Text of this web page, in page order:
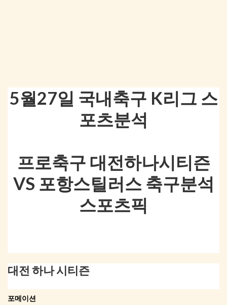
5월27일 국내축구 K리그 스
포츠분석
프로축구 대전하나시티즌
VS 포항스틸러스 축구분석
스포츠픽
대전 하나 시티즌
포메이션